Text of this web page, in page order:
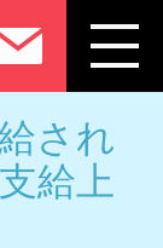
され
給上